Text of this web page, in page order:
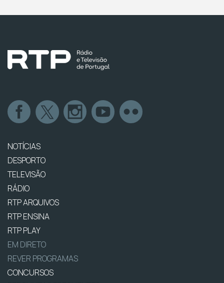
NOTÍCIAS
DESPORTO
TELEVISÃO
RÁDIO
RTP ARQUIVOS
RTP ENSINA
RTP PLAY
EM DIRETO
REVER PROGRAMAS
CONCURSOS